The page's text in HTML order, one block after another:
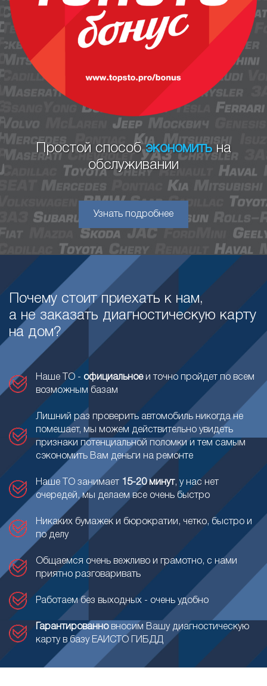
Простой способэкономитьна
обслуживании
Узнать подробнее
Почему стоит приехать к нам,
а не заказать диагностическую карту
на дом?
Наше ТО - официальноеи точно пройдет по всем
возможным базам
Лишний раз проверить автомобиль никогда не
помешает, мы можем действительно увидеть
признаки потенциальной поломки и тем самым
сэкономить Вам деньги на ремонте
Наше ТО занимает 15-20 минут, у нас нет
очередей, мы делаем все очень быстро
Никаких бумажек и бюрократии, четко, быстро и
по делу
Общаемся очень вежливо и грамотно, с нами
приятно разговаривать
Работаем без выходных - очень удобно
Гарантированновносим Вашу диагностическую
карту в базу ЕАИСТО ГИБДД